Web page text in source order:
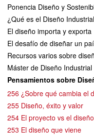
Ponencia Diseño y
¿Qué es el Diseño
El diseño importa y exporta
El desafío de diseñar un
Recursos varios sobre
Máster de Diseño Industrial
Pensamientos sobre
256 ¿Sobre qué cambia el
255 Diseño, éxito y valor
254 El proyecto vs el diseño
253 El diseño que viene